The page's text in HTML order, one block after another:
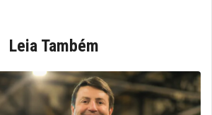
Leia Também